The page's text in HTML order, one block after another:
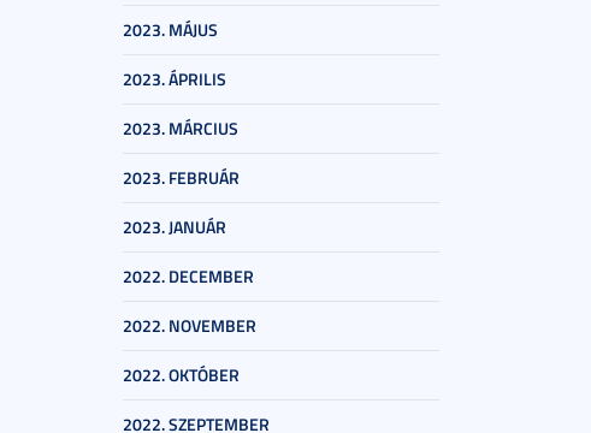
2023. MÁJUS
2023. ÁPRILIS
2023. MÁRCIUS
2023. FEBRUÁR
2023. JANUÁR
2022. DECEMBER
2022. NOVEMBER
2022. OKTÓBER
2022. SZEPTEMBER